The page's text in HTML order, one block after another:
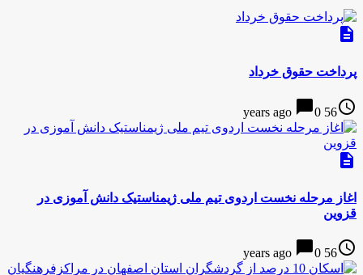
description
پرداخت حقوق خرداد
access_time
56 years ago
chat_bubble0
description
اغاز مرحله نخست اردوی تیم ملی ژیمناستیک دانش آموزی در
قزوین
access_time
56 years ago
chat_bubble0